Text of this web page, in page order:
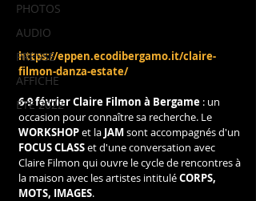
PHOTOS
AUDIO
PRESSE
AFFICHE
ETE 2022
https://eppen.ecodibergamo.it/claire-
filmon-danza-estate/
6-9 février Claire Filmon à Bergame : un
occasion pour connaître sa recherche. Le
WORKSHOP et la JAM sont accompagnés d'un
FOCUS CLASS et d'une conversation avec
Claire Filmon qui ouvre le cycle de rencontres à
la maison avec les artistes intitulé CORPS,
MOTS, IMAGES.